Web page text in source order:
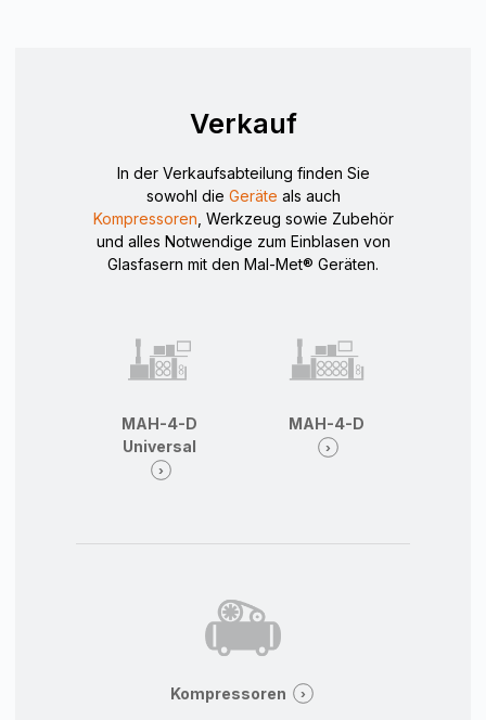
Verkauf
In der Verkaufsabteilung finden Sie
sowohl die Geräte als auch
Kompressoren , Werkzeug sowie Zubehör
und alles Notwendige zum Einblasen von
Glasfasern mit den Mal-Met® Geräten.
MAH-4-D
Universal
MAH-4-D
Kompressoren